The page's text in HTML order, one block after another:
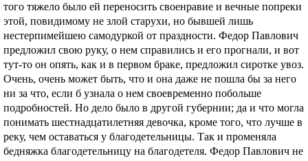
того тяжело было ей переносить своенравие и вечные попреки
этой, повидимому не злой старухи, но бывшей лишь
нестерпимейшею самодуркой от праздности. Федор Павлович
предложил свою руку, о нем справились и его прогнали, и вот
тут-то он опять, как и в первом браке, предложил сиротке увоз.
Очень, очень может быть, что и она даже не пошла бы за него
ни за что, если б узнала о нем своевременно побольше
подробностей. Но дело было в другой губернии; да и что могла
понимать шестнадцатилетняя девочка, кроме того, что лучше в
реку, чем оставаться у благодетельницы. Так и променяла
бедняжка благодетельницу на благодетеля. Федор Павлович не